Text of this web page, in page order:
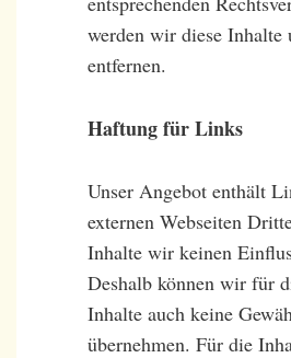
werden wir diese Inhalte
entfernen.
Haftung für Links
Unser Angebot enthält
externen Webseiten
Inhalte wir keinen
Deshalb können wir für
Inhalte auch keine
übernehmen. Für die